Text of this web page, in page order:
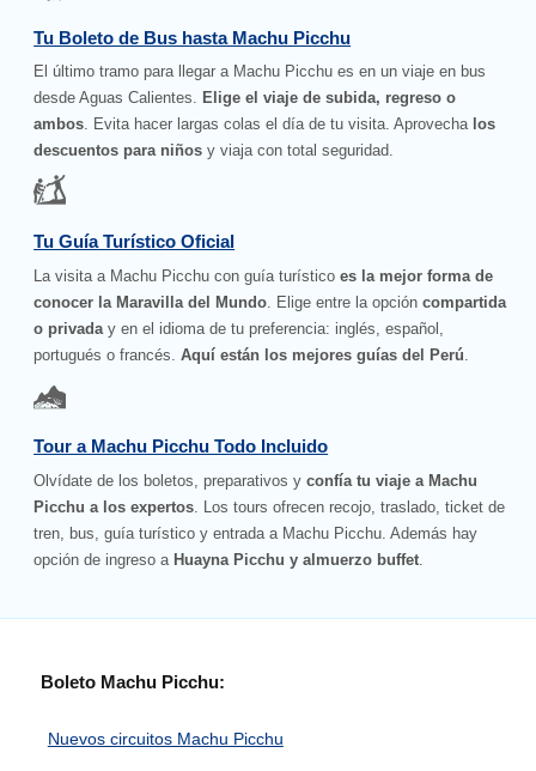
Tu Boleto de Bus hasta Machu Picchu
El último tramo para llegar a Machu Picchu es en un viaje en bus
desde Aguas Calientes. Elige el viaje de subida, regreso o
ambos. Evita hacer largas colas el día de tu visita. Aprovecha los
descuentos para niños y viaja con total seguridad.
Tu Guía Turístico Oficial
La visita a Machu Picchu con guía turístico es la mejor forma de
conocer la Maravilla del Mundo . Elige entre la opcióncompartida
o privada y en el idioma de tu preferencia: inglés, español,
portugués o francés.Aquí están los mejores guías del Perú
Tour a Machu Picchu Todo Incluido
Olvídate de los boletos, preparativos yconfía tu viaje a Machu
Picchu a los expertos . Los tours ofrecen recojo, traslado, ticket de
tren, bus, guía turístico y entrada a Machu Picchu. Además hay
opción de ingreso a Huayna Picchu y almuerzo buffet
Boleto Machu Picchu:
Nuevos circuitos Machu Picchu